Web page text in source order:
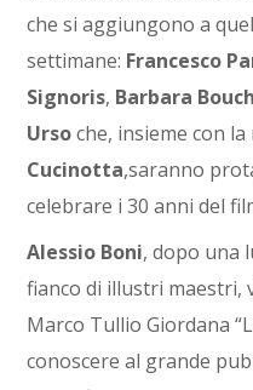
che si aggiungono a
settimane: Francesco
Signoris, Barbara
Ursoche, insieme con la
Cucinotta,saranno
celebrare i 30 anni del
Alessio Boni, dopo una
fianco di illustri maestri,
Marco Tullio Giordana
conoscere al grande